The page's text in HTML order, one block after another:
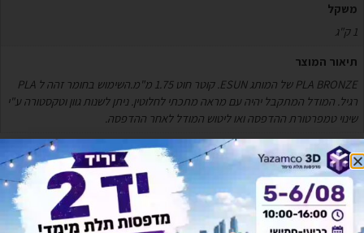
משקל
1 ק"ג
תיאור המוצר
PLA BRONZE של המותג ESUN. קוטר חוט 1.75 מ"מ.השימוש בחומר זהה ל PLA
רגיל. המודל המתקבל יהיה עם מראה מתכתי לחלוטין. ניתן לשנות גוון וטקסטורה ע"י
שינוי טמפרטורת ההדפסה ואו ליטוש המודל לאחר ההדפסה.
מוצרים קשורים